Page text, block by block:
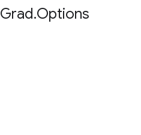
Grad.Options